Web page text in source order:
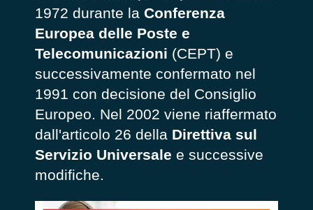
1972 durante la Conferenza
Europea delle Poste e
Telecomunicazioni (CEPT) e
successivamente confermato nel
1991 con decisione del Consiglio
Europeo. Nel 2002 viene riaffermato
dall'articolo 26 della Direttiva sul
Servizio Universale e successive
modifiche.